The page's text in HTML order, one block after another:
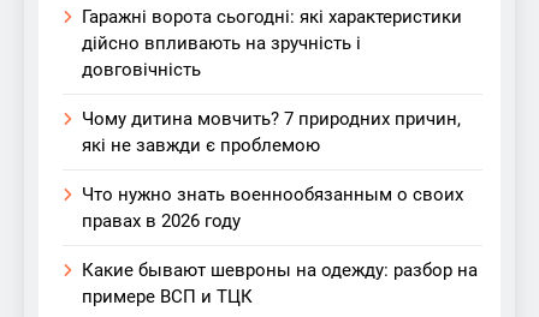
Гаражні ворота сьогодні: які характеристики
дійсно впливають на зручність і
довговічність
Чому дитина мовчить? 7 природних причин,
які не завжди є проблемою
Что нужно знать военнообязанным о своих
правах в 2026 году
Какие бывают шевроны на одежду: разбор на
примере ВСП и ТЦК